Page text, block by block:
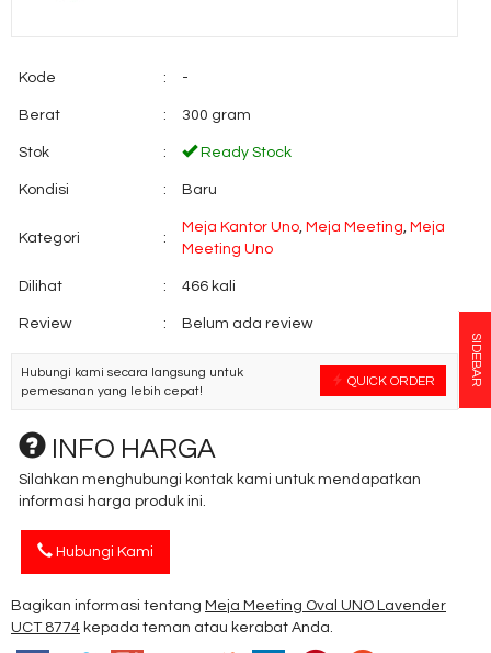
Kode : -
Berat : 300 gram
Stok : Ready Stock
Kondisi : Baru
Kategori :
Meja Kantor Uno, Meja Meeting, Meja
Meeting Uno
Dilihat : 466 kali
Review : Belum ada review
QUICK ORDER
Hubungi kami secara langsung untuk
pemesanan yang lebih cepat!
INFO HARGA
Silahkan menghubungi kontak kami untuk mendapatkan
informasi harga produk ini.
Hubungi Kami
Bagikan informasi tentang Meja Meeting Oval UNO Lavender
UCT 8774 kepada teman atau kerabat Anda.
SIDEBAR